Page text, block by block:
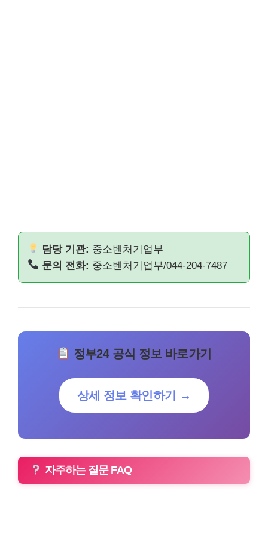
담당 기관: 중소벤처기업부
문의 전화: 중소벤처기업부/044-204-7487
정부24 공식 정보 바로가기
상세 정보 확인하기 →
자주하는 질문 FAQ